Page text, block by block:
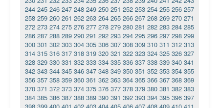
244 245 246 247 248 249 250 251 252 253 254 255 256 257
258 259 260 261 262 263 264 265 266 267 268 269 270 271
272 273 274 275 276 277 278 279 280 281 282 283 284 285
286 287 288 289 290 291 292 293 294 295 296 297 298 299
300 301 302 303 304 305 306 307 308 309 310 311 312 313
314 315 316 317 318 319 320 321 322 323 324 325 326 327
328 329 330 331 332 333 334 335 336 337 338 339 340 341
342 343 344 345 346 347 348 349 350 351 352 353 354 355
356 357 358 359 360 361 362 363 364 365 366 367 368 369
370 371 372 373 374 375 376 377 378 379 380 381 382 383
384 385 386 387 388 389 390 391 392 393 394 395 396 397